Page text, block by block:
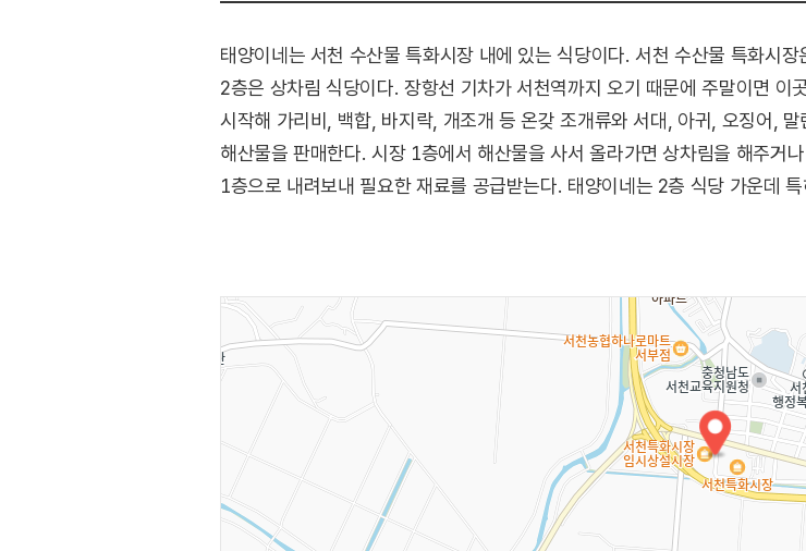
태양이네는 서천 수산물 특화시장 내에 있는 식당이다. 서천 수산물 특화시
2층은 상차림 식당이다. 장항선 기차가 서천역까지 오기 때문에 주말이면 이
시작해 가리비, 백합, 바지락, 개조개 등 온갖 조개류와 서대, 아귀, 오징어,
해산물을 판매한다. 시장 1층에서 해산물을 사서 올라가면 상차림을 해주거
1층으로 내려보내 필요한 재료를 공급받는다. 태양이네는 2층 식당 가운데